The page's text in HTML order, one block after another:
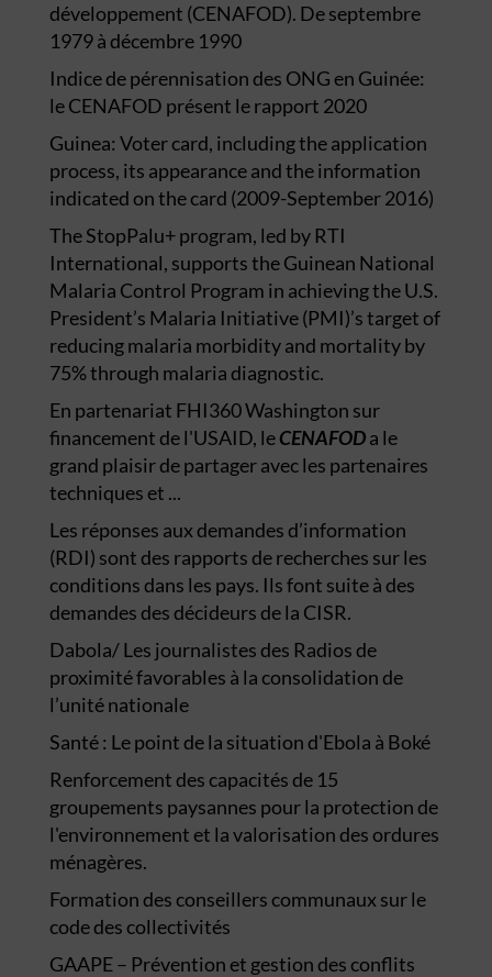
développement (CENAFOD). De septembre
1979 à décembre 1990
Indice de pérennisation des ONG en Guinée:
le CENAFOD présent le rapport 2020
Guinea: Voter card, including the application
process, its appearance and the information
indicated on the card (2009-September 2016)
The StopPalu+ program, led by RTI
International, supports the Guinean National
Malaria Control Program in achieving the U.S.
President’s Malaria Initiative (PMI)’s target of
reducing malaria morbidity and mortality by
75% through malaria diagnostic.
En partenariat FHI360 Washington sur
financement de l'USAID, leCENAFODa le
grand plaisir de partager avec les partenaires
techniques et ...
Les réponses aux demandes d’information
(RDI) sont des rapports de recherches sur les
conditions dans les pays. Ils font suite à des
demandes des décideurs de la CISR.
Dabola/ Les journalistes des Radios de
proximité favorables à la consolidation de
l’unité nationale
Santé : Le point de la situation d'Ebola à Boké
Renforcement des capacités de 15
groupements paysannes pour la protection de
l'environnement et la valorisation des ordures
ménagères.
Formation des conseillers communaux sur le
code des collectivités
GAAPE – Prévention et gestion des conflits